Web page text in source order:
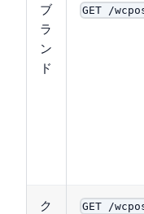
ブ
ラ
ン
ド
GET /
ク
GET /